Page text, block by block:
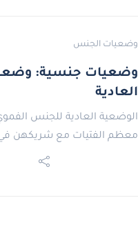
وضعيات الجنس
وضعيات جنسية:
العادية
الوضعية العادية للجنس
معظم الفتيات مع شريكهن في